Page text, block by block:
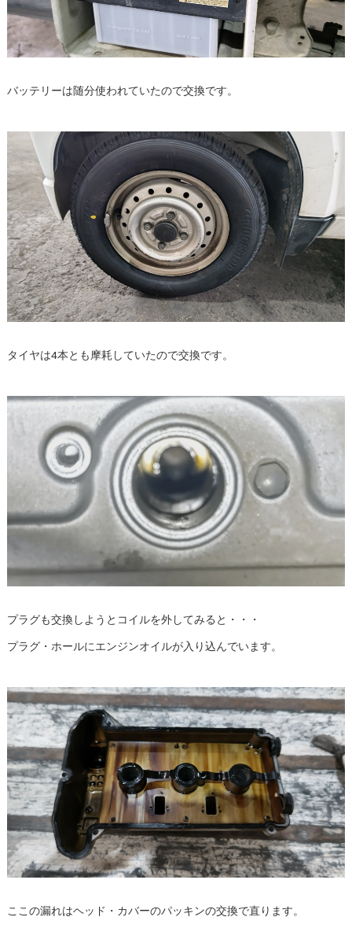
バッテリーは随分使われていたので交換です。
タイヤは4本とも摩耗していたので交換です。
プラグも交換しようとコイルを外してみると・・・
プラグ・ホールにエンジンオイルが入り込んでいます。
ここの漏れはヘッド・カバーのパッキンの交換で直ります。